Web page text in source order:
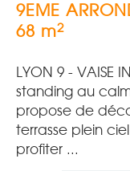
9EME
68 m2
LYON 9 - VAISE
standing au
propose de
terrasse plein
profiter ...